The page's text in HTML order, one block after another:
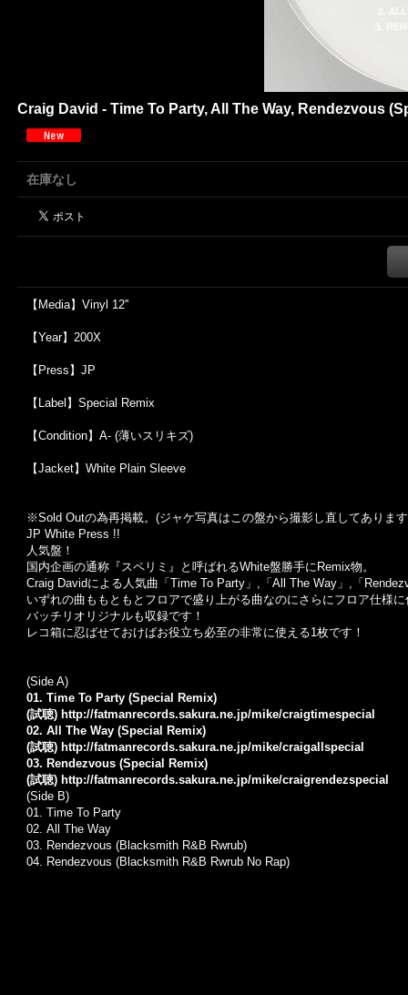
Craig David - Time To Party, All The Way, Rendezvous
在庫なし
【Media】Vinyl 12''
【Year】200X
【Press】JP
【Label】Special Remix
【Condition】A- (薄いスリキズ)
【Jacket】White Plain Sleeve
※Sold Outの為再掲載。 (ジャケ写真はこの盤から撮影し直してありま
JP White Press !!
人気盤！
国内企画の通称『スペリミ』と呼ばれるWhite盤勝手にRemix物。
Craig Davidによる人気曲「Time To Party」,「All The Way」,「
いずれの曲ももともとフロアで盛り上がる曲なのにさらにフロア仕様
バッチリオリジナルも収録です！
レコ箱に忍ばせておけばお役立ち必至の非常に使える1枚です！
(Side A)
01. Time To Party (Special Remix)
(試聴) http://fatmanrecords.sakura.ne.jp/mike/craigtimespecial
02. All The Way (Special Remix)
(試聴) http://fatmanrecords.sakura.ne.jp/mike/craigallspecial
03. Rendezvous (Special Remix)
(試聴) http://fatmanrecords.sakura.ne.jp/mike/craigrendezspecial
(Side B)
01. Time To Party
02. All The Way
03. Rendezvous (Blacksmith R&B Rwrub)
04. Rendezvous (Blacksmith R&B Rwrub No Rap)